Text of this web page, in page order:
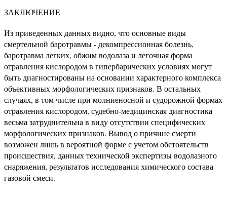
ЗАКЛЮЧЕНИЕ
Из приведенных данных видно, что основные виды
смертельной баротравмы - декомпрессионная болезнь,
баротравма легких, обжим водолаза и легочная форма
отравления кислородом в гипербарических условиях могут
быть диагностированы на основании характерного комплекса
объективных морфологических признаков. В остальных
случаях, в том числе при молниеносной и судорожной формах
отравления кислородом, судебно-медицинская диагностика
весьма затруднительна в виду отсутствии специфических
морфологических признаков. Вывод о причине смерти
возможен лишь в вероятной форме с учетом обстоятельств
происшествия, данных технической экспертизы водолазного
снаряжения, результатов исследования химического состава
газовой смеси.